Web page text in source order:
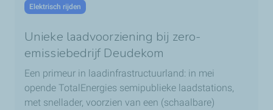
Elektrisch rijden
Unieke laadvoorziening bij zero-
emissiebedrijf Deudekom
Een primeur in laadinfrastructuurland: in mei
opende TotalEnergies semipublieke laadstations,
met snellader, voorzien van een (schaalbare)